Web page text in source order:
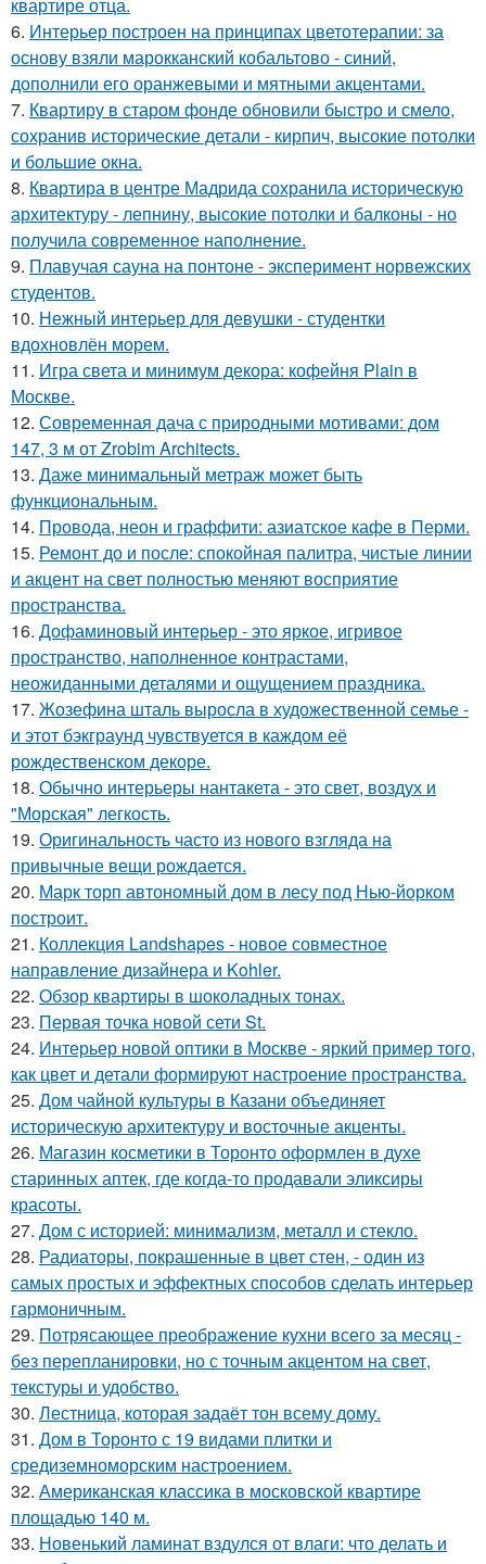
6. Интерьер построен на принципах цветотерапии: за
основу взяли марокканский кобальтово - синий,
дополнили его оранжевыми и мятными акцентами.
7. Квартиру в старом фонде обновили быстро и смело,
сохранив исторические детали - кирпич, высокие потолки
и большие окна.
8. Квартира в центре Мадрида сохранила историческую
архитектуру - лепнину, высокие потолки и балконы - но
получила современное наполнение.
9. Плавучая сауна на понтоне - эксперимент норвежских
студентов.
10. Нежный интерьер для девушки - студентки
вдохновлён морем.
11. Игра света и минимум декора: кофейня Plain в
Москве.
12. Современная дача с природными мотивами: дом
147, 3 м от Zrobim Architects.
13. Даже минимальный метраж может быть
функциональным.
14. Провода, неон и граффити: азиатское кафе в Перми.
15. Ремонт до и после: спокойная палитра, чистые линии
и акцент на свет полностью меняют восприятие
пространства.
16. Дофаминовый интерьер - это яркое, игривое
пространство, наполненное контрастами,
неожиданными деталями и ощущением праздника.
17. Жозефина шталь выросла в художественной семье -
и этот бэкграунд чувствуется в каждом её
рождественском декоре.
18. Обычно интерьеры нантакета - это свет, воздух и
"Морская" легкость.
19. Оригинальность часто из нового взгляда на
привычные вещи рождается.
20. Марк торп автономный дом в лесу под Нью-йорком
построит.
21. Коллекция Landshapes - новое совместное
направление дизайнера и Kohler.
22. Обзор квартиры в шоколадных тонах.
23. Первая точка новой сети St.
24. Интерьер новой оптики в Москве - яркий пример того,
как цвет и детали формируют настроение пространства.
25. Дом чайной культуры в Казани объединяет
историческую архитектуру и восточные акценты.
26. Магазин косметики в Торонто оформлен в духе
старинных аптек, где когда-то продавали эликсиры
красоты.
27. Дом с историей: минимализм, металл и стекло.
28. Радиаторы, покрашенные в цвет стен, - один из
самых простых и эффектных способов сделать интерьер
гармоничным.
29. Потрясающее преображение кухни всего за месяц -
без перепланировки, но с точным акцентом на свет,
текстуры и удобство.
30. Лестница, которая задаёт тон всему дому.
31. Дом в Торонто с 19 видами плитки и
средиземноморским настроением.
32. Американская классика в московской квартире
площадью 140 м.
33. Новенький ламинат вздулся от влаги: что делать и